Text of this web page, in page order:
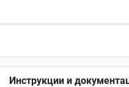
Инструкции и